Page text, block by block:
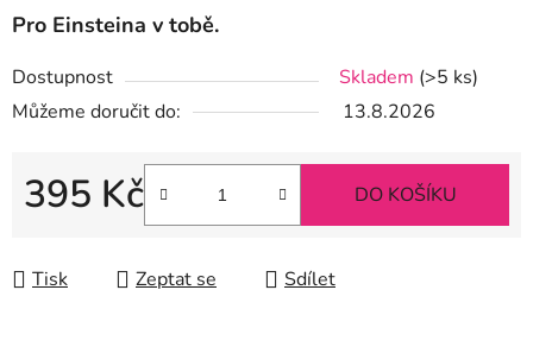
Pro Einsteina v tobě.
Dostupnost Skladem (>5 ks)
Můžeme doručit do:
13.8.2026
395 Kč DO KOŠÍKU
Tisk Zeptat se Sdílet